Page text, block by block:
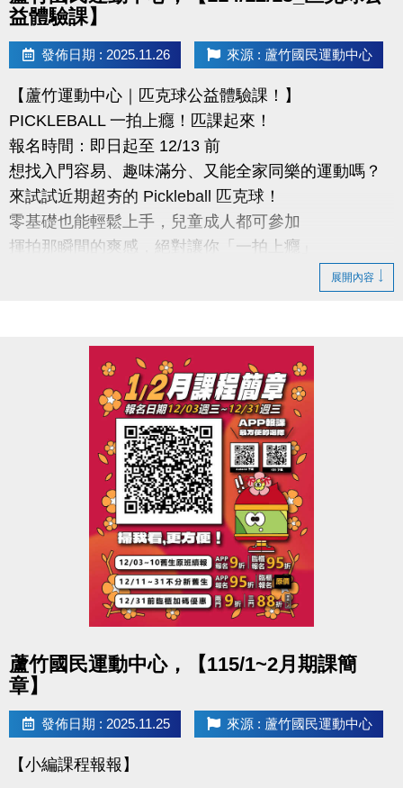
益體驗課】
發佈日期 : 2025.11.26 來源 : 蘆竹國民運動中心
【蘆竹運動中心｜匹克球公益體驗課！】
PICKLEBALL 一拍上癮！匹課起來！
報名時間：即日起至 12/13 前
想找入門容易、趣味滿分、又能全家同樂的運動嗎？
來試試近期超夯的 Pickleball 匹克球！
零基礎也能輕鬆上手，兒童成人都可參加
揮拍那瞬間的爽感，絕對讓你「一拍上癮」
報名時間：課程開放報名日:即日起至開課前
報名資格：不限(歡迎新住民及外籍勞工朋友踴躍報名)
報名方式：採現場報名，請至桃園市蘆竹國民運動中
心一樓櫃檯報名。
報名費用：免費
●聯絡資訊 : (球館部) 03-2639066 #115
●活動地點 : 桃園市蘆竹國民運動
展開內容
蘆竹國民運動中心，【115/1~2月期課簡
章】
發佈日期 : 2025.11.25 來源 : 蘆竹國民運動中心
【小編課程報報】